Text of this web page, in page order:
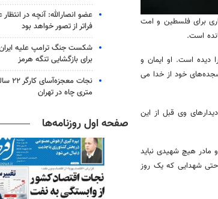
0
seconds
minutes,
53
secondsVolume
برای فلسطین و امت
است.
دیده است. او ایمان و
خود از خدا می
وی قبل از این
هیچ شهیدی نباید
حتی شهدایی که یک روز
عضو انصارالله: آنچه در
فراتر از تصور خواهد بود
شکست جنگ ترامپ علیه
برای بازگشایی تنگه هرمز
متری چاه در تهران
صفحه اول روزنامه‌ها